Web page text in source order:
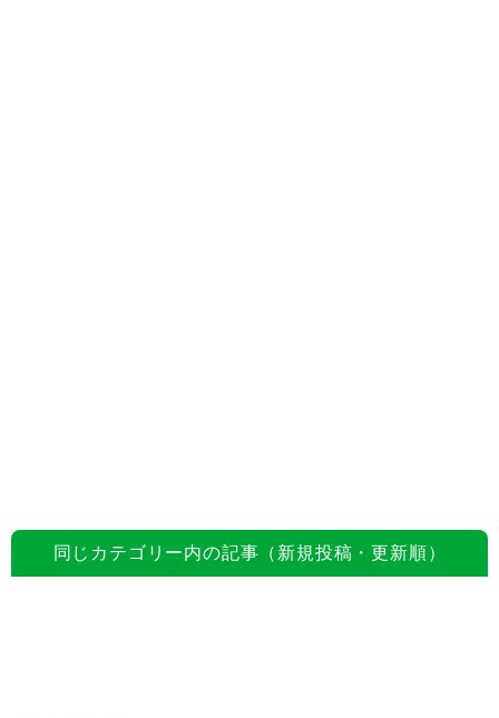
同じカテゴリー内の記事（新規投稿・更新順）